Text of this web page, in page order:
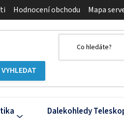
Hodnocení obchodu Mapa
Dalekohledy